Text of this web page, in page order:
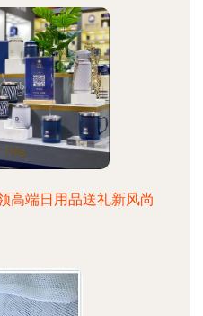
高端日用品送礼新风尚